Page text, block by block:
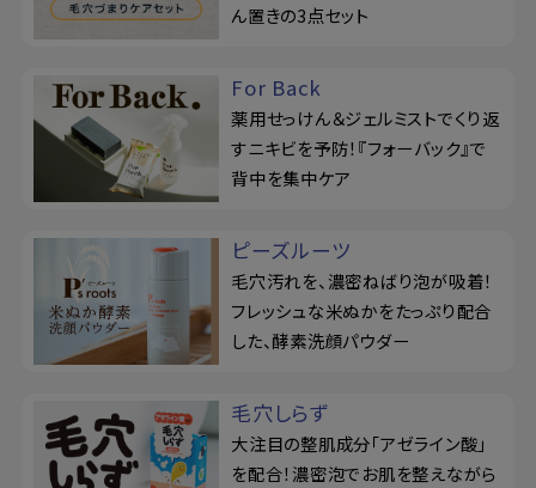
ん置きの3点セット
For Back
薬用せっけん＆ジェルミストでくり返
すニキビを予防！『フォーバック』で
背中を集中ケア
ピーズルーツ
毛穴汚れを、濃密ねばり泡が吸着！
フレッシュな米ぬかをたっぷり配合
した、酵素洗顔パウダー
毛穴しらず
大注目の整肌成分「アゼライン酸」
を配合！濃密泡でお肌を整えながら